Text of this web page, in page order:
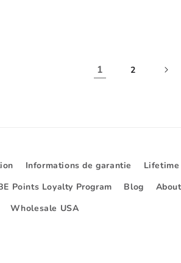
1 2
Informations de garantie
Points Loyalty Program Blog
Wholesale USA